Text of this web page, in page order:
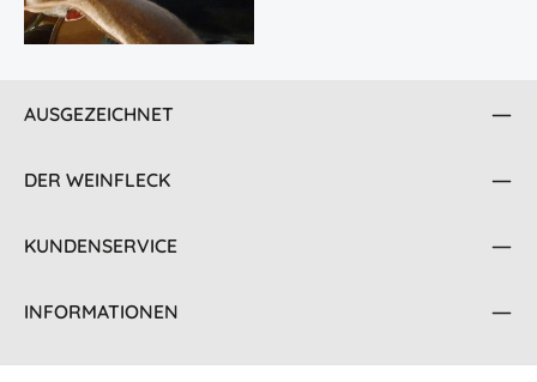
AUSGEZEICHNET
DER WEINFLECK
KUNDENSERVICE
INFORMATIONEN